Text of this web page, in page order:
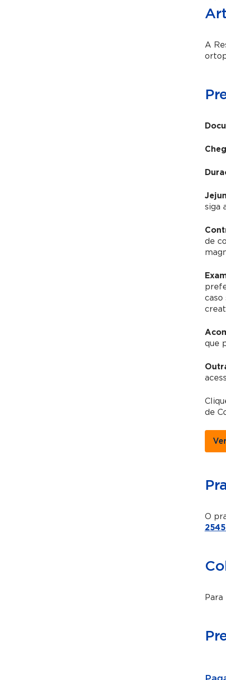
A
siga
de
caso
que
de
O